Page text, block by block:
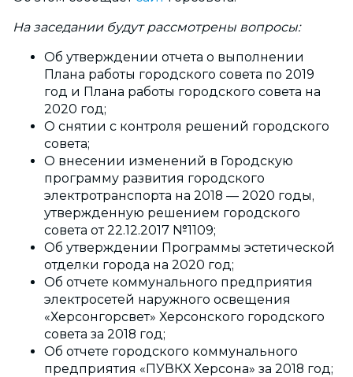
На заседании будут рассмотрены вопросы:
Об утверждении отчета о выполнении
Плана работы городского совета по 2019
год и Плана работы городского совета на
2020 год;
О снятии с контроля решений городского
совета;
О внесении изменений в Городскую
программу развития городского
электротранспорта на 2018 — 2020 годы,
утвержденную решением городского
совета от 22.12.2017 №1109;
Об утверждении Программы эстетической
отделки города на 2020 год;
Об отчете коммунального предприятия
электросетей наружного освещения
«Херсонгорсвет» Херсонского городского
совета за 2018 год;
Об отчете городского коммунального
предприятия «ПУВКХ Херсона» за 2018 год;